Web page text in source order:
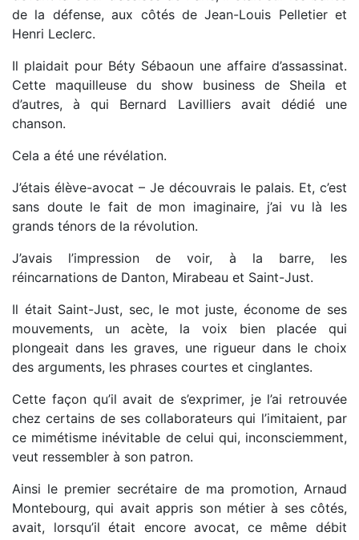
de la défense, aux côtés de Jean-Louis Pelletier et
Henri Leclerc.
Il plaidait pour Béty Sébaoun une affaire d’assassinat.
Cette maquilleuse du show business de Sheila et
d’autres, à qui Bernard Lavilliers avait dédié une
chanson.
Cela a été une révélation.
J’étais élève-avocat – Je découvrais le palais. Et, c’est
sans doute le fait de mon imaginaire, j’ai vu là les
grands ténors de la révolution.
J’avais l’impression de voir, à la barre, les
réincarnations de Danton, Mirabeau et Saint-Just.
Il était Saint-Just, sec, le mot juste, économe de ses
mouvements, un acète, la voix bien placée qui
plongeait dans les graves, une rigueur dans le choix
des arguments, les phrases courtes et cinglantes.
Cette façon qu’il avait de s’exprimer, je l’ai retrouvée
chez certains de ses collaborateurs qui l’imitaient, par
ce mimétisme inévitable de celui qui, inconsciemment,
veut ressembler à son patron.
Ainsi le premier secrétaire de ma promotion, Arnaud
Montebourg, qui avait appris son métier à ses côtés,
avait, lorsqu’il était encore avocat, ce même débit